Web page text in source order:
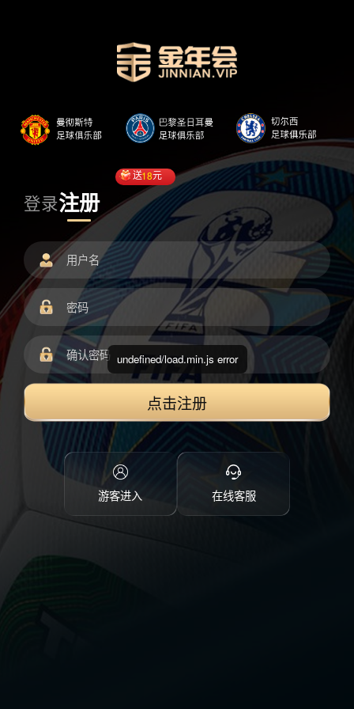
登录注册
送18元
点击注册
游客进入 在线客服
undefined/load.min.js error